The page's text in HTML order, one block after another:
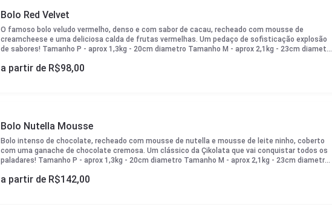
Bolo Red Velvet
O famoso bolo veludo vermelho, denso e com sabor de cacau, recheado com mousse de
creamcheese e uma deliciosa calda de frutas vermelhas. Um pedaço de sofisticação explosão
de sabores! Tamanho P - aprox 1,3kg - 20cm diametro Tamanho M - aprox 2,1kg - 23cm diametro
a partir de R$98,00
Bolo Nutella Mousse
Bolo intenso de chocolate, recheado com mousse de nutella e mousse de leite ninho, coberto
com uma ganache de chocolate cremosa. Um clássico da Çikolata que vai conquistar todos os
paladares! Tamanho P - aprox 1,3kg - 20cm diametro Tamanho M - aprox 2,1kg - 23cm diametro
a partir de R$142,00